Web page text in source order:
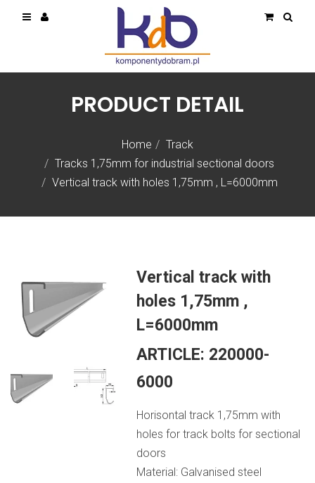
Home
Track
Tracks 1,75mm for industrial sectional doors
Vertical track with holes 1,75mm , L=6000mm
PRODUCT DETAIL
Vertical track with
holes 1,75mm ,
L=6000mm
ARTICLE: 220000-
6000
Horisontal track 1,75mm with
holes for track bolts for sectional
doors
Material: Galvanised steel